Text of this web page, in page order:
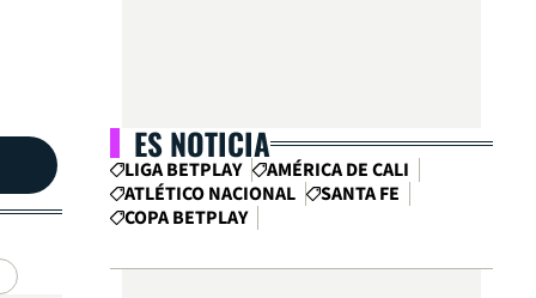
ES NOTICIA
LIGA BETPLAY
AMÉRICA DE CALI
ATLÉTICO NACIONAL
SANTA FE
COPA BETPLAY